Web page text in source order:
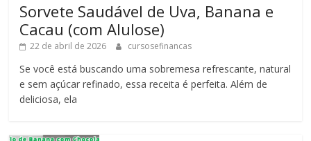
Sorvete Saudável de Uva, Banana e
Cacau (com Alulose)
22 de abril de 2026 cursosefinancas
Se você está buscando uma sobremesa refrescante, natural
e sem açúcar refinado, essa receita é perfeita. Além de
deliciosa, ela